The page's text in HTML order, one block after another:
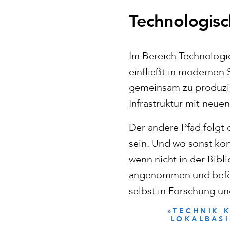
Im Bereich
einfließt in modernen
gemeinsam zu
Infrastruktur mit
Der andere Pfad folgt
sein. Und wo sonst
wenn nicht in der
angenommen und
selbst in Forschung
»TECHNIK